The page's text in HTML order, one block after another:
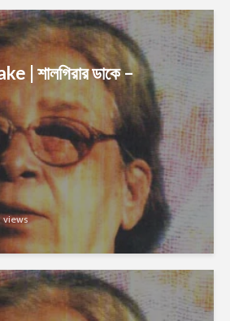
| শালগিরার ডাকে –
views